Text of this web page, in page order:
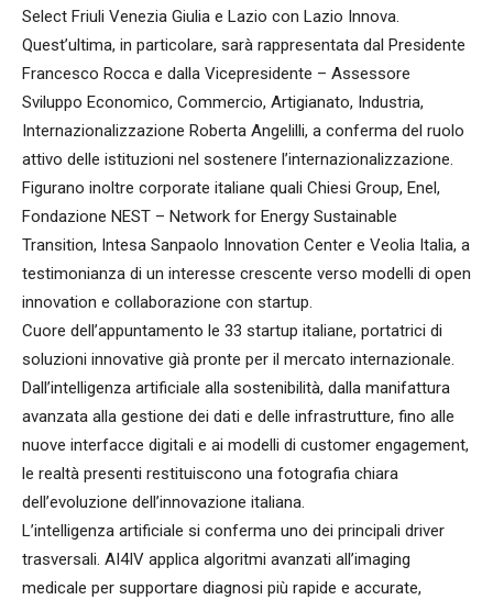
Select Friuli Venezia Giulia e Lazio con Lazio Innova.
Quest’ultima, in particolare, sarà rappresentata dal Presidente
Francesco Rocca e dalla Vicepresidente – Assessore
Sviluppo Economico, Commercio, Artigianato, Industria,
Internazionalizzazione Roberta Angelilli, a conferma del ruolo
attivo delle istituzioni nel sostenere l’internazionalizzazione.
Figurano inoltre corporate italiane quali Chiesi Group, Enel,
Fondazione NEST – Network for Energy Sustainable
Transition, Intesa Sanpaolo Innovation Center e Veolia Italia, a
testimonianza di un interesse crescente verso modelli di open
innovation e collaborazione con startup.
Cuore dell’appuntamento le 33 startup italiane, portatrici di
soluzioni innovative già pronte per il mercato internazionale.
Dall’intelligenza artificiale alla sostenibilità, dalla manifattura
avanzata alla gestione dei dati e delle infrastrutture, fino alle
nuove interfacce digitali e ai modelli di customer engagement,
le realtà presenti restituiscono una fotografia chiara
dell’evoluzione dell’innovazione italiana.
L’intelligenza artificiale si conferma uno dei principali driver
trasversali. AI4IV applica algoritmi avanzati all’imaging
medicale per supportare diagnosi più rapide e accurate,